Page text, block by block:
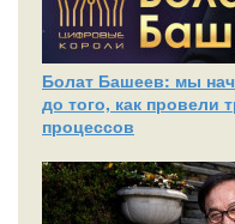
Болат Башеев: мы
до того, как провели
процессов